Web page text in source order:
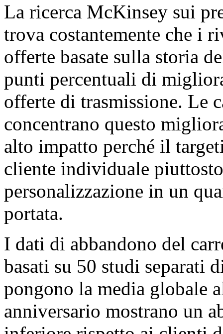
La ricerca McKinsey sui
trova costantemente che i
offerte basate sulla storia
punti percentuali di
offerte di trasmissione. Le
concentrano questo
alto impatto perché il
cliente individuale
personalizzazione in un
portata.
I dati di abbandono del
basati su 50 studi separati
pongono la media globale
anniversario mostrano un